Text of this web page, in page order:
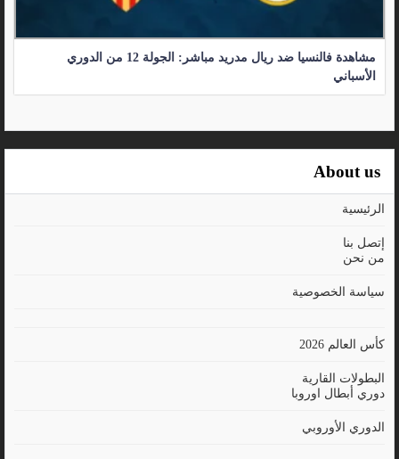
مشاهدة فالنسيا ضد ريال مدريد مباشر: الجولة 12 من الدوري
الأسباني
About us
الرئيسية
إتصل بنا
من نحن
سياسة الخصوصية
كأس العالم 2026
البطولات القارية
دوري أبطال اوروبا
الدوري الأوروبي